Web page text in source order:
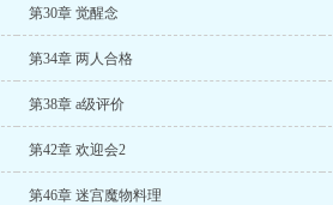
第30章 觉醒念
第34章 两人合格
第38章 a级评价
第42章 欢迎会2
第46章 迷宫魔物料理